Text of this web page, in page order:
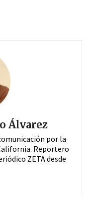
Álvarez
por la
Reportero
ZETA desde